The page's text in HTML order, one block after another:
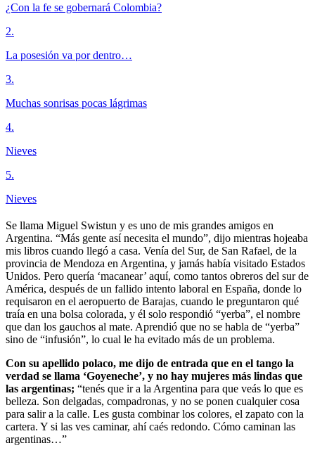
¿Con la fe se gobernará Colombia?
2.
La posesión va por dentro…
3.
Muchas sonrisas pocas lágrimas
4.
Nieves
5.
Nieves
Se llama Miguel Swistun y es uno de mis grandes amigos en
Argentina. “Más gente así necesita el mundo”, dijo mientras hojeaba
mis libros cuando llegó a casa. Venía del Sur, de San Rafael, de la
provincia de Mendoza en Argentina, y jamás había visitado Estados
Unidos. Pero quería ‘macanear’ aquí, como tantos obreros del sur de
América, después de un fallido intento laboral en España, donde lo
requisaron en el aeropuerto de Barajas, cuando le preguntaron qué
traía en una bolsa colorada, y él solo respondió “yerba”, el nombre
que dan los gauchos al mate. Aprendió que no se habla de “yerba”
sino de “infusión”, lo cual le ha evitado más de un problema.
Con su apellido polaco, me dijo de entrada que en el tango la
verdad se llama ‘Goyeneche’, y no hay mujeres más lindas que
las argentinas; “tenés que ir a la Argentina para que veás lo que es
belleza. Son delgadas, compadronas, y no se ponen cualquier cosa
para salir a la calle. Les gusta combinar los colores, el zapato con la
cartera. Y si las ves caminar, ahí caés redondo. Cómo caminan las
argentinas…”